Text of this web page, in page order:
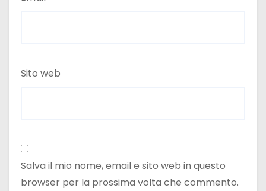
Sito web
Salva il mio nome, email e sito web in questo
browser per la prossima volta che commento.